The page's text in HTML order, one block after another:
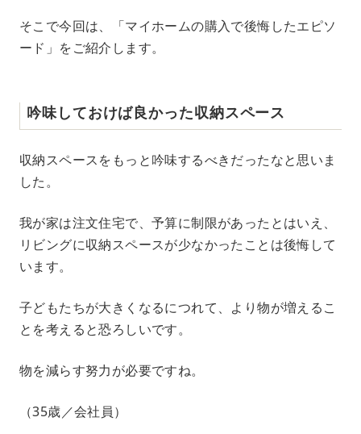
そこで今回は、「マイホームの購入で後悔したエピソ
ード」をご紹介します。
吟味しておけば良かった収納スペース
収納スペースをもっと吟味するべきだったなと思いま
した。
我が家は注文住宅で、予算に制限があったとはいえ、
リビングに収納スペースが少なかったことは後悔して
います。
子どもたちが大きくなるにつれて、より物が増えるこ
とを考えると恐ろしいです。
物を減らす努力が必要ですね。
（35歳／会社員）